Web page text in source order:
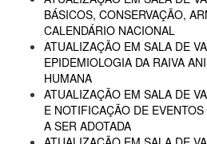
BÁSICOS, CONSERVAÇÃO,
CALENDÁRIO NACIONAL
ATUALIZAÇÃO EM SALA DE
EPIDEMIOLOGIA DA RAIVA
HUMANA
ATUALIZAÇÃO EM SALA DE
E NOTIFICAÇÃO DE
A SER ADOTADA